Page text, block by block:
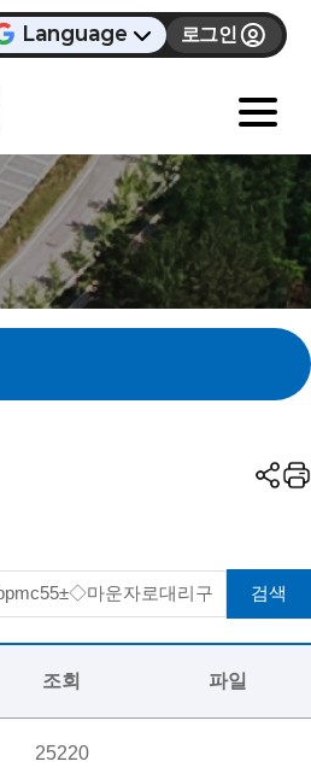
Language 로그인
검색
조회 파일
25220